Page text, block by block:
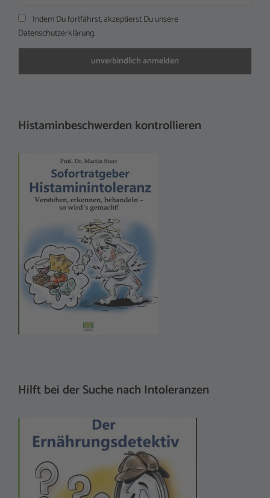
Indem Du fortfährst, akzeptierst Du unsere
Datenschutzerklärung.
Histaminbeschwerden kontrollieren
Hilft bei der Suche nach Intoleranzen